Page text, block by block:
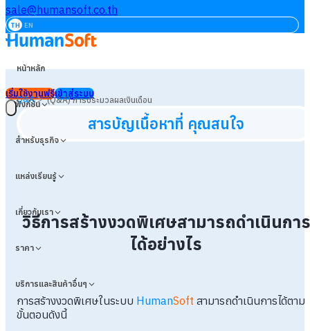
sale@humansoft.co.th
TH EN
หน้าหลัก
ฟังก์ชัน
สำหรับธุรกิจ
แหล่งเรียนรู้
เกี่ยวกับเรา
ราคา
บริการและสินค้าอื่นๆ
เริ่มใช้งานฟรีเข้าสู่ระบบ
Q&A>(Q&A) การประมวลผลเงินเดือน
สารบัญเนื้อหาที่ คุณสนใจ
วิธีการสร้างงวดพิเศษสามารถดำเนินการ
ได้อย่างไร
การสร้างงวดพิเศษในระบบ HumanSoft สามารถดำเนินการได้ตาม
ขั้นตอนดังนี้